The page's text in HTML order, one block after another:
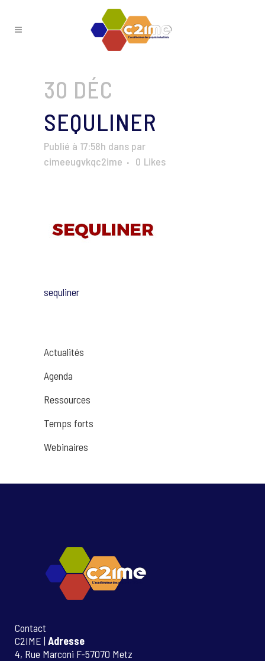
30 DÉC
SEQULINER
Publié à 17:58h dans par
cimeeugvkqc2ime
0 Likes
sequliner
Actualités
Agenda
Ressources
Temps forts
Webinaires
Contact
C2IME | Adresse
4, Rue Marconi F-57070 Metz